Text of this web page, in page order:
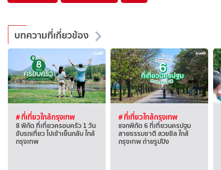
บทความที่เกี่ยวข้อง
# ที่เที่ยวใกล้กรุงเทพ
8 พิกัด ที่เที่ยวครอบครัว 1 วัน
ขับรถเที่ยว ไปเช้าเย็นกลับ ใกล้
กรุงเทพ
# ที่เที่ยวใกล้กรุงเทพ
แจกพิกัด 6 ที่เที่ยวนครปฐม
สายธรรมชาติ สวยชิล ใกล้
กรุงเทพ ถ่ายรูปปัง